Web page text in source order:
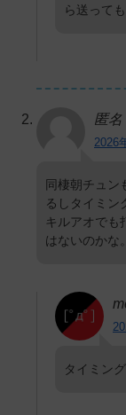
ら送って
匿名
2026
同棲朝チュン
るしタイミン
キルアオでも
はないのかな。
タイミン